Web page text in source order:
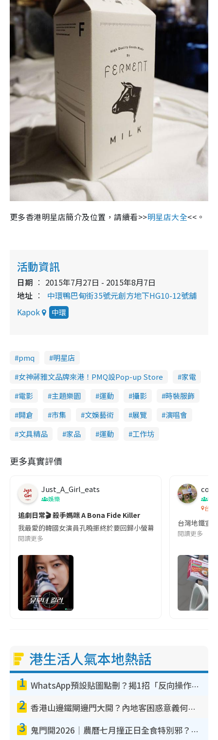
更多香港明星店簡介及位置，請續看>>明星店大全<<。
活動資訊
日期
2015年7月27日 - 2015年8月7日
地址
中環鴨巴甸街35號元創方地下HG10-12號舖
Kapok
中環
pmq
明星店
女神蔣雅文品牌來港！PMQ設Pop-up Store
家電
電影
主題樂園 運動 攝影
時裝服飾
開倉
市集 文娛藝術 展覽
演唱會
文具精品
家品 運動 工作坊
更多真實評價
Just_A_Girl_eats
娛樂
追劇日常🎬 殺手媽咪 A Bona Fide Killer
我最愛的韓國女演員孔曉振終於要回歸小螢幕啦!這次的劇本改編
閱讀更多
co
吹
台灣
台灣地鐵宣
閱讀更多
港生活人氣本地熱話
1 WhatsApp預設貼圖點刪？揭1招「反向操作」還原簡潔介面 附3步實測教學
2 香港山邊鐵閘邊門大開？內地客困惑意義何在！網民神回覆：呢種叫法理性防禦
3 鬼門開2026｜農曆七月撞正日全食特別邪？專家警告切忌做一事！揭4大禁忌+2招保平安